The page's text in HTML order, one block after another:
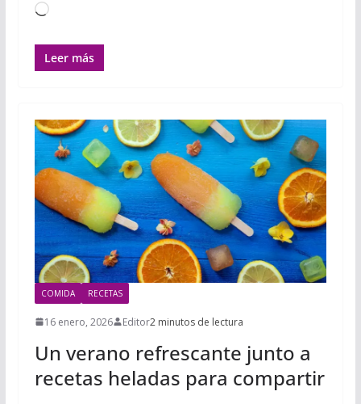
Cargando...
Leer más
COMIDA RECETAS
16 enero, 2026 Editor2 minutos de lectura
Un verano refrescante junto a
recetas heladas para compartir